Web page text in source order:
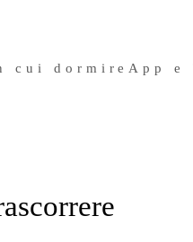
cui dormire App e